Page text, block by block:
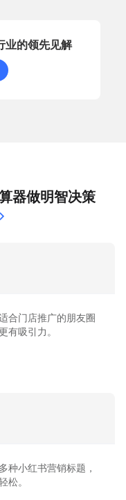
业的领先见解
器做明智决策
合门店推广的朋友圈
有吸引力。
种小红书营销标题，
松。